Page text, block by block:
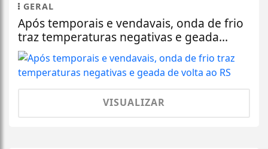
GERAL
Após temporais e vendavais, onda de frio
traz temperaturas negativas e geada...
VISUALIZAR